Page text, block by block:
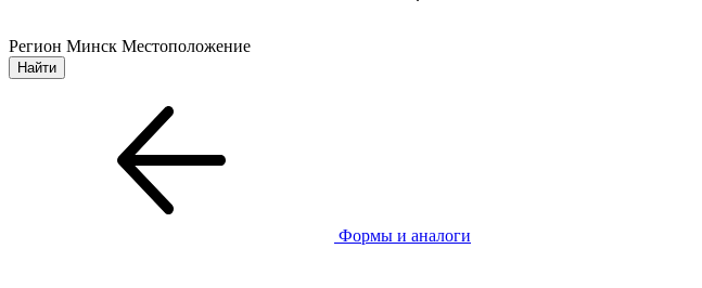
Регион Минск Местоположение
Формы и аналоги